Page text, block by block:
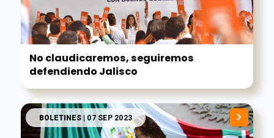
No claudicaremos, seguiremos
defendiendo Jalisco
BOLETINES| 07 SEP 2023